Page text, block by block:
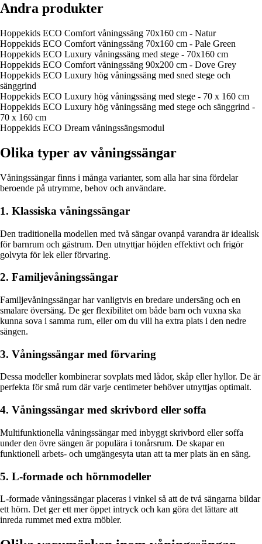
Andra produkter
Hoppekids ECO Comfort våningssäng 70x160 cm - Natur
Hoppekids ECO Comfort våningssäng 70x160 cm - Pale Green
Hoppekids ECO Luxury våningssäng med stege - 70x160 cm
Hoppekids ECO Comfort våningssäng 90x200 cm - Dove Grey
Hoppekids ECO Luxury hög våningssäng med sned stege och
sänggrind
Hoppekids ECO Luxury hög våningssäng med stege - 70 x 160 cm
Hoppekids ECO Luxury hög våningssäng med stege och sänggrind -
70 x 160 cm
Hoppekids ECO Dream våningssängsmodul
Olika typer av våningssängar
Våningssängar finns i många varianter, som alla har sina fördelar
beroende på utrymme, behov och användare.
1. Klassiska våningssängar
Den traditionella modellen med två sängar ovanpå varandra är idealisk
för barnrum och gästrum. Den utnyttjar höjden effektivt och frigör
golvyta för lek eller förvaring.
2. Familjevåningssängar
Familjevåningssängar har vanligtvis en bredare undersäng och en
smalare översäng. De ger flexibilitet om både barn och vuxna ska
kunna sova i samma rum, eller om du vill ha extra plats i den nedre
sängen.
3. Våningssängar med förvaring
Dessa modeller kombinerar sovplats med lådor, skåp eller hyllor. De är
perfekta för små rum där varje centimeter behöver utnyttjas optimalt.
4. Våningssängar med skrivbord eller soffa
Multifunktionella våningssängar med inbyggt skrivbord eller soffa
under den övre sängen är populära i tonårsrum. De skapar en
funktionell arbets- och umgängesyta utan att ta mer plats än en säng.
5. L-formade och hörnmodeller
L-formade våningssängar placeras i vinkel så att de två sängarna bildar
ett hörn. Det ger ett mer öppet intryck och kan göra det lättare att
inreda rummet med extra möbler.